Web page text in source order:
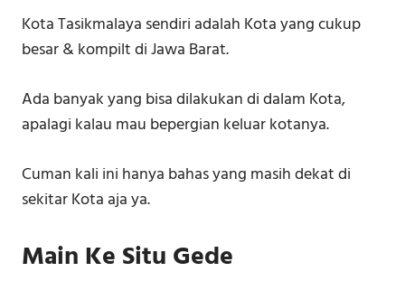
Kota Tasikmalaya sendiri adalah Kota yang cukup
besar & kompilt di Jawa Barat.
Ada banyak yang bisa dilakukan di dalam Kota,
apalagi kalau mau bepergian keluar kotanya.
Cuman kali ini hanya bahas yang masih dekat di
sekitar Kota aja ya.
Main Ke Situ Gede